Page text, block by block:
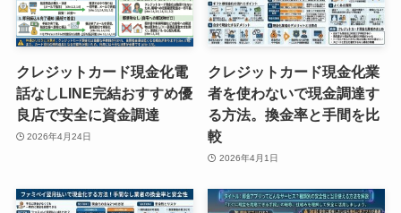
クレジットカード現金化電
話なしLINE完結おすすめ優
良店で安全に資金調達
2026年4月24日
クレジットカード現金化業
者を使わないで現金調達す
る方法。換金率と手間を比
較
2026年4月1日